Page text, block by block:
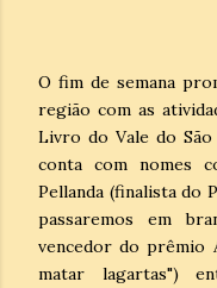
O fim de semana
região com as
Livro do Vale do
conta com nomes
Pellanda (finalista do
passaremos em
vencedor do prêmio
matar lagartas")